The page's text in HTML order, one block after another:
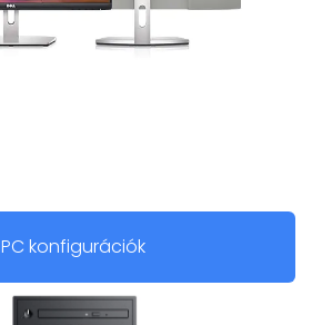
PC konfigurációk